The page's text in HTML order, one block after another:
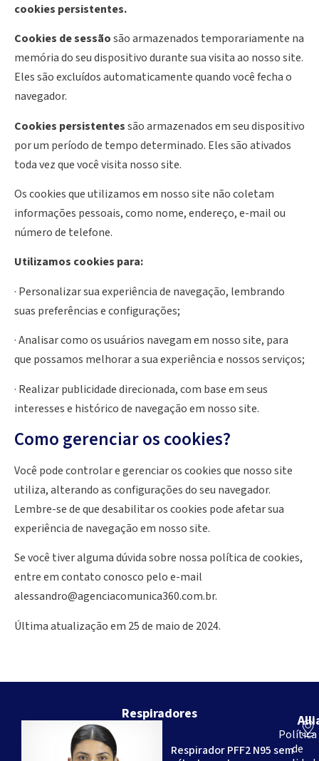
cookies persistentes.
Cookies de sessãosão armazenados temporariamente na
memória do seu dispositivo durante sua visita ao nosso site.
Eles são excluídos automaticamente quando você fecha o
navegador.
Cookies persistentessão armazenados em seu dispositivo
por um período de tempo determinado. Eles são ativados
toda vez que você visita nosso site.
Os cookies que utilizamos em nosso site não coletam
informações pessoais, como nome, endereço, e-mail ou
número de telefone.
Utilizamos cookies para:
· Personalizar sua experiência de navegação, lembrando
suas preferências e configurações;
· Analisar como os usuários navegam em nosso site, para
que possamos melhorar a sua experiência e nossos serviços;
· Realizar publicidade direcionada, com base em seus
interesses e histórico de navegação em nosso site.
Como gerenciar os cookies?
Você pode controlar e gerenciar os cookies que nosso site
utiliza, alterando as configurações do seu navegador.
Lembre-se de que desabilitar os cookies pode afetar sua
experiência de navegação em nosso site.
Se você tiver alguma dúvida sobre nossa política de cookies,
entre em contato conosco pelo e-mail
alessandro@agenciacomunica360.com.br.
Última atualização em 25 de maio de 2024.
Respiradores
Respirador PFF2 N95 sem
Política
de